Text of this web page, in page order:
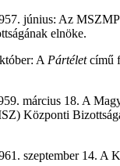
június: Az
elnöke.
A Pártéletcímű
március 18. A
Központi
szeptember 14. A